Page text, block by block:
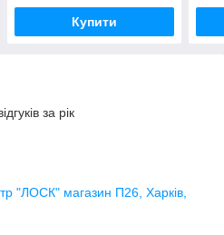
Купити
за рік
"ЛОСК" магазин П26, Харків,